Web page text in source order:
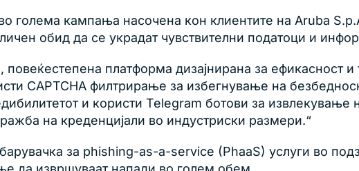
голема кампања насочена кон клиентите на Aruba
обид да се украдат чувствителни податоци и
платформа дизајнирана за ефикасност и
CAPTCHA филтрирање за избегнување на
и користи Telegram ботови за
на креденцијали во индустриски размери.“
за phishing-as-a-service (PhaaS) услуги во